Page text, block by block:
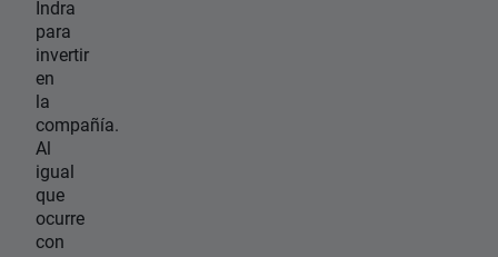
Indra
para
invertir
en
la
compañía.
Al
igual
que
ocurre
con